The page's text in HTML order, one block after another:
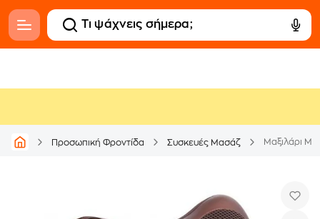
Προσωπική Φροντίδα Συσκευές Μασάζ Μαξιλάρι